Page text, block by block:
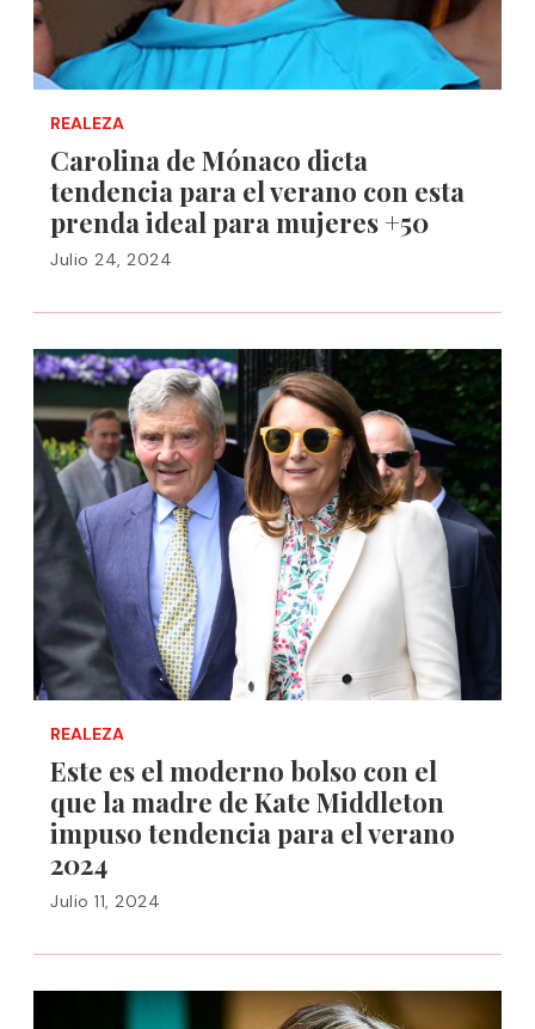
REALEZA
Carolina de Mónaco dicta
tendencia para el verano con esta
prenda ideal para mujeres +50
Julio 24, 2024
REALEZA
Este es el moderno bolso con el
que la madre de Kate Middleton
impuso tendencia para el verano
2024
Julio 11, 2024